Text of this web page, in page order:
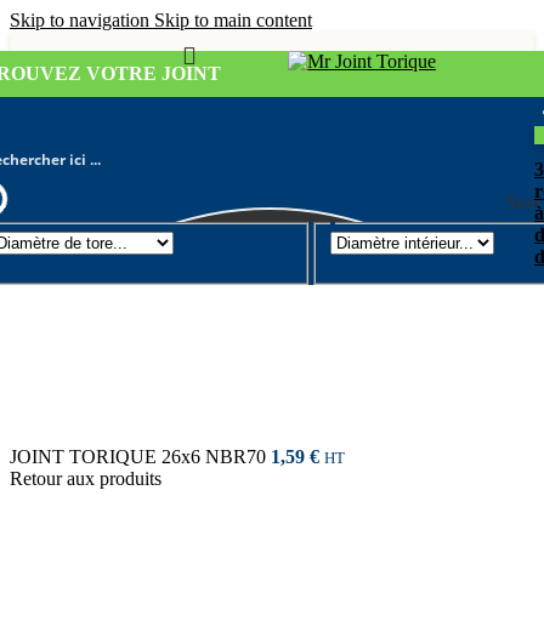
Skip to navigation Skip to main content
VOTRE JOINT
Joint torique/ Diamètre de tore 6mm
JOINT TORIQUE 26x6 NBR70 1,59 € HT
Retour aux produits